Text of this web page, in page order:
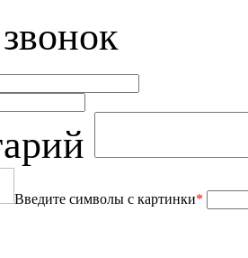
Введите символы с картинки*